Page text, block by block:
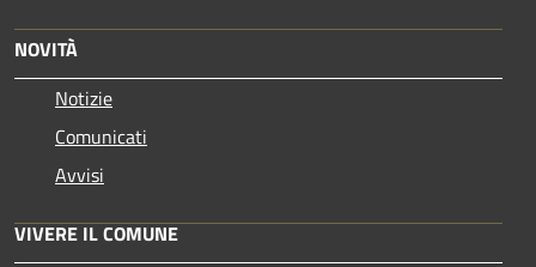
NOVITÀ
Notizie
Comunicati
Avvisi
VIVERE IL COMUNE